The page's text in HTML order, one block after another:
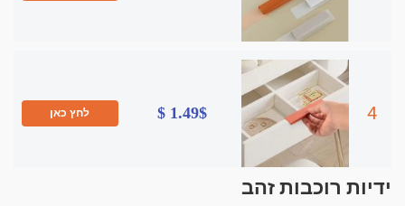
4
1.49$ $ לחץ כאן
ידיות רוכבות זהב